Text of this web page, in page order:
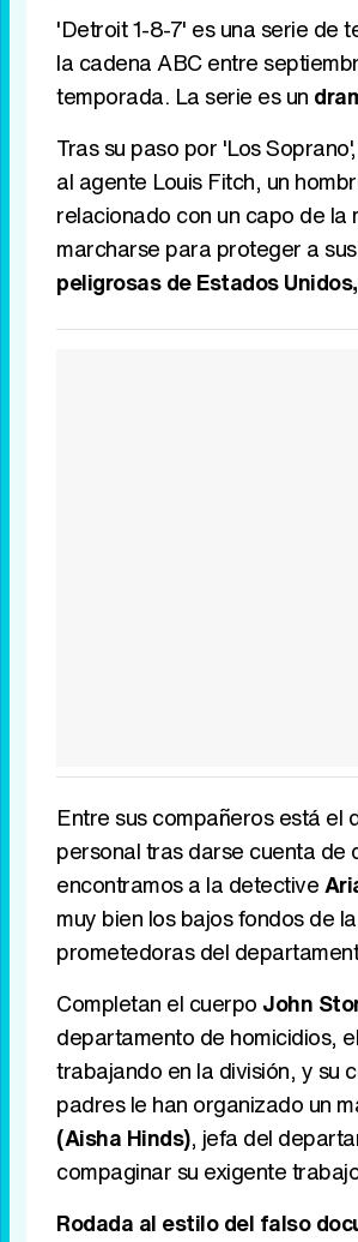
'Detroit 1-8-7' es una serie de
la cadena ABC entre
temporada. La serie es un
Tras su paso por 'Los Soprano',
al agente Louis Fitch, un
relacionado con un capo de
marcharse para proteger a
peligrosas de Estados
Entre sus compañeros está el
personal tras darse cuenta de
encontramos a la detective
muy bien los bajos fondos de
prometedoras del
Completan el cuerpo John
departamento de homicidios,
trabajando en la división, y su
padres le han organizado un
(Aisha Hinds), jefa del
compaginar su exigente
Rodada al estilo del falso